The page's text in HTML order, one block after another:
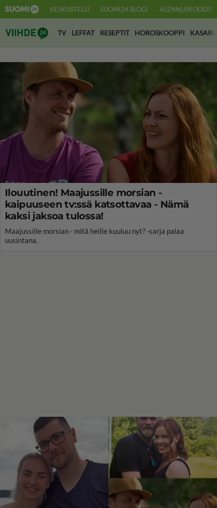
KESKUSTELU SUOMI24 BLOGI ALENNUSKOODIT
Suomi24 Viihde
TV LEFFAT RESEPTIT HOROSKOOPPI KASARI
Ilouutinen! Maajussille morsian -
kaipuuseen tv:ssä katsottavaa - Nämä
kaksi jaksoa tulossa!
Maajussille morsian - mitä heille kuuluu nyt? -sarja palaa
uusintana.